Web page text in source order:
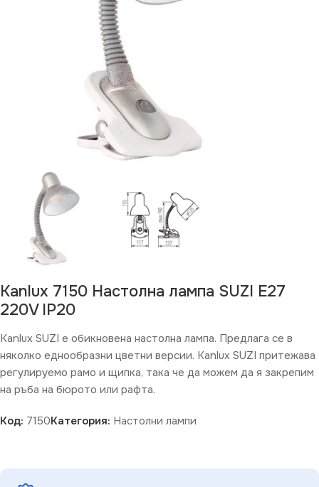
Kanlux 7150 Настолна лампа SUZI E27
220V IP20
Kanlux SUZI е обикновена настолна лампа. Предлага се в
няколко еднообразни цветни версии. Kanlux SUZI притежава
регулируемо рамо и щипка, така че да можем да я закрепим
на ръба на бюрото или рафта.
Код: 7150Категория: Настолни лампи